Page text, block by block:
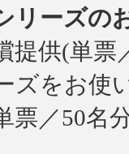
リーズの
提供(単票
ズをお使
票／50名